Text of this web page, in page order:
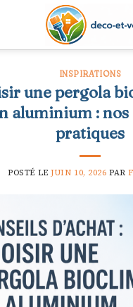
INSPIRATIONS
une pergola
aluminium : nos
pratiques
POSTÉ LEJUIN 10, 2026 PAR